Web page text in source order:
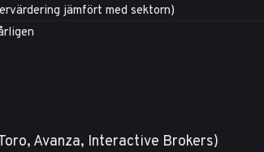
jämfört med sektorn)
Avanza, Interactive Brokers)